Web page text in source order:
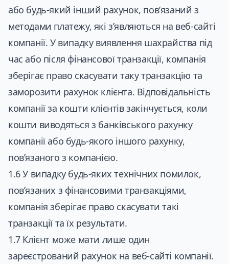
або будь-який інший рахунок, пов’язаний з
методами платежу, які з’являються на веб-сайті
компанії. У випадку виявлення шахрайства під
час або після фінансової транзакції, компанія
зберігає право скасувати таку транзакцію та
заморозити рахунок клієнта. Відповідальність
компанії за кошти клієнтів закінчується, коли
кошти виводяться з банківського рахунку
компанії або будь-якого іншого рахунку,
пов’язаного з компанією.
1.6 У випадку будь-яких технічних помилок,
пов’язаних з фінансовими транзакціями,
компанія зберігає право скасувати такі
транзакції та їх результати.
1.7 Клієнт може мати лише один
зареєстрований рахунок на веб-сайті компанії.